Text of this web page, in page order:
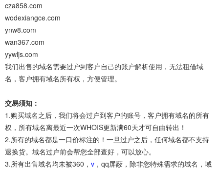
cza858.com
wodexiangce.com
ynw8.com
wan367.com
yywljs.com
我们出售的域名需要过户到客户自己的账户解析使用，无法租借域
名，客户拥有域名所有权，方便管理。
交易须知：
1.购买域名之后，我们将会过户到客户的账号，客户拥有域名的所有
权，所有域名离最近一次WHOIS更新满60天才可自由转出！
2.所有的域名都是一口价标注的！一旦过户之后，任何域名都不支持
退换货。域名过户前会帮您全部查好，可以放心。
3.所有出售域名均未被360， v ，qq屏蔽，除非您特殊需求的域名，域